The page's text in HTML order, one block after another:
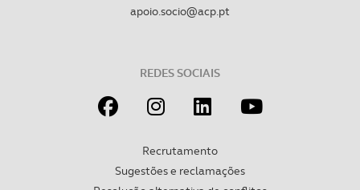
apoio.socio@acp.pt
REDES SOCIAIS
Recrutamento
Sugestões e reclamações